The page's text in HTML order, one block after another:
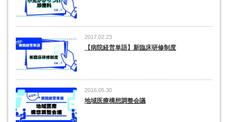
2017.02.23
【病院経営単語】新臨床研修制度
2016.05.30
地域医療構想調整会議